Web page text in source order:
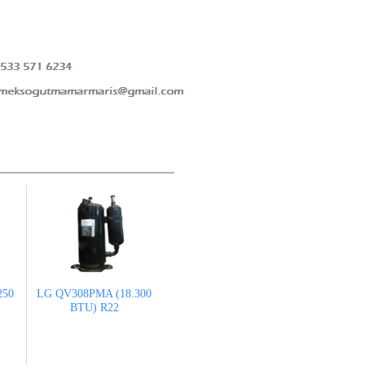
LG QV308PMA (18.300
BTU) R22